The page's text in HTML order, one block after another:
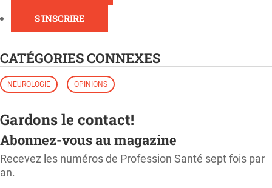
S'INSCRIRE
CATÉGORIES CONNEXES
NEUROLOGIE OPINIONS
Gardons le contact!
Abonnez-vous au magazine
Recevez les numéros de Profession Santé sept fois par
an.